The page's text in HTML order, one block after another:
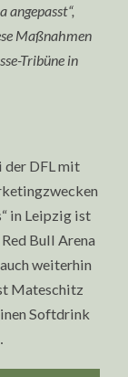
Maßnahmen
Tribüne in
der DFL mit
in Leipzig ist
Bull Arena
weiterhin
Mateschitz
Softdrink